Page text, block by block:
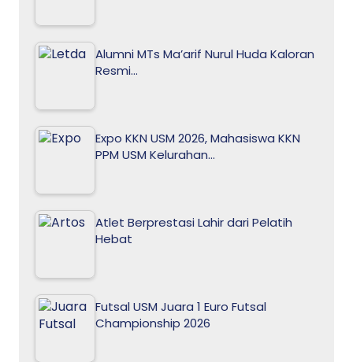
Alumni MTs Ma’arif Nurul Huda Kaloran
Resmi…
Expo KKN USM 2026, Mahasiswa KKN
PPM USM Kelurahan…
Atlet Berprestasi Lahir dari Pelatih
Hebat
Futsal USM Juara 1 Euro Futsal
Championship 2026